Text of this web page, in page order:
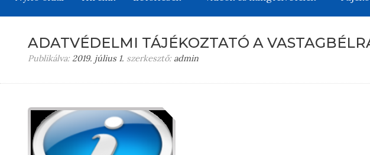
ADATVÉDELMI TÁJÉKOZTATÓ A
Publikálva: 2019. július 1. szerkesztő: admin